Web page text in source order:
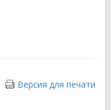
Версия для печати